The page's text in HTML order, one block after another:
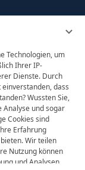
Technologien, um
Ihrer IP-
Dienste. Durch
dass
Wussten Sie,
Analyse und sogar
Cookies sind
Erfahrung
Wir teilen
Nutzung können
und Analysen